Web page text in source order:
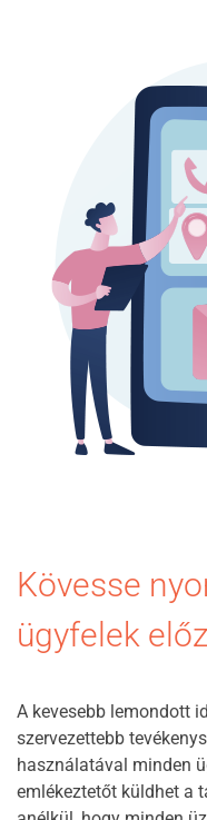
Kövesse
ügyfelek
A kevesebb lemondott
szervezettebb
használatával minden
emlékeztetőt küldhet a